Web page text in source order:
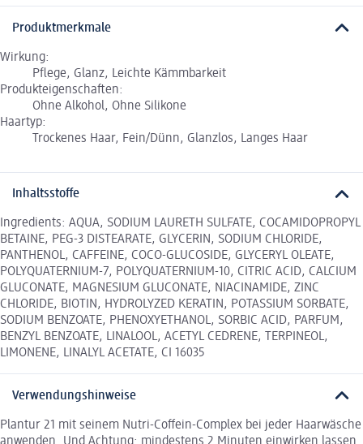
Produktmerkmale
Wirkung:
Pflege, Glanz, Leichte Kämmbarkeit
Produkteigenschaften:
Ohne Alkohol, Ohne Silikone
Haartyp:
Trockenes Haar, Fein/Dünn, Glanzlos, Langes Haar
Inhaltsstoffe
Ingredients: AQUA, SODIUM LAURETH SULFATE, COCAMIDOPROPYL
BETAINE, PEG-3 DISTEARATE, GLYCERIN, SODIUM CHLORIDE,
PANTHENOL, CAFFEINE, COCO-GLUCOSIDE, GLYCERYL OLEATE,
POLYQUATERNIUM-7, POLYQUATERNIUM-10, CITRIC ACID, CALCIUM
GLUCONATE, MAGNESIUM GLUCONATE, NIACINAMIDE, ZINC
CHLORIDE, BIOTIN, HYDROLYZED KERATIN, POTASSIUM SORBATE,
SODIUM BENZOATE, PHENOXYETHANOL, SORBIC ACID, PARFUM,
BENZYL BENZOATE, LINALOOL, ACETYL CEDRENE, TERPINEOL,
LIMONENE, LINALYL ACETATE, CI 16035
Verwendungshinweise
Plantur 21 mit seinem Nutri-Coffein-Complex bei jeder Haarwäsche